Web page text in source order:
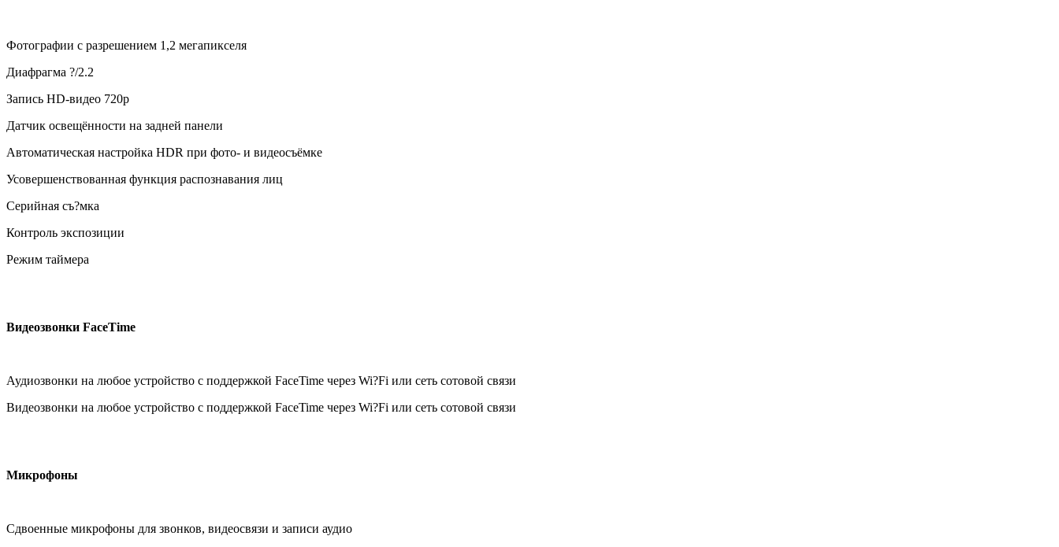
Фотографии с разрешением 1,2 мегапикселя
Диафрагма ?/2.2
Запись HD-видео 720p
Датчик освещённости на задней панели
Автоматическая настройка HDR при фото- и видеосъёмке
Усовершенствованная функция распознавания лиц
Серийная съ?мка
Контроль экспозиции
Режим таймера
Видеозвонки FaceTime
Аудиозвонки на любое устройство с поддержкой FaceTime через Wi?Fi или сеть сотовой связи
Видеозвонки на любое устройство с поддержкой FaceTime через Wi?Fi или сеть сотовой связи
Микрофоны
Сдвоенные микрофоны для звонков, видеосвязи и записи аудио